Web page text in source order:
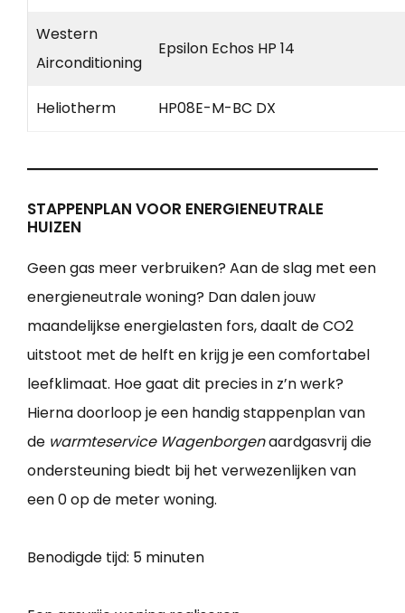
Western
Airconditioning
Epsilon Echos HP 14
Heliotherm HP08E-M-BC DX
STAPPENPLAN VOOR ENERGIENEUTRALE
HUIZEN
Geen gas meer verbruiken? Aan de slag met een
energieneutrale woning? Dan dalen jouw
maandelijkse energielasten fors, daalt de CO2
uitstoot met de helft en krijg je een comfortabel
leefklimaat. Hoe gaat dit precies in z’n werk?
Hierna doorloop je een handig stappenplan van
de warmteservice Wagenborgenaardgasvrij die
ondersteuning biedt bij het verwezenlijken van
een 0 op de meter woning.
Benodigde tijd: 5 minuten